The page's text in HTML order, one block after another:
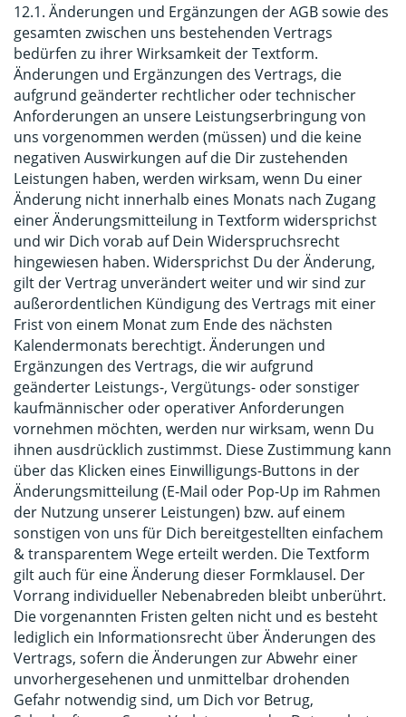
12.1. Änderungen und Ergänzungen der AGB sowie des
gesamten zwischen uns bestehenden Vertrags
bedürfen zu ihrer Wirksamkeit der Textform.
Änderungen und Ergänzungen des Vertrags, die
aufgrund geänderter rechtlicher oder technischer
Anforderungen an unsere Leistungserbringung von
uns vorgenommen werden (müssen) und die keine
negativen Auswirkungen auf die Dir zustehenden
Leistungen haben, werden wirksam, wenn Du einer
Änderung nicht innerhalb eines Monats nach Zugang
einer Änderungsmitteilung in Textform widersprichst
und wir Dich vorab auf Dein Widerspruchsrecht
hingewiesen haben. Widersprichst Du der Änderung,
gilt der Vertrag unverändert weiter und wir sind zur
außerordentlichen Kündigung des Vertrags mit einer
Frist von einem Monat zum Ende des nächsten
Kalendermonats berechtigt. Änderungen und
Ergänzungen des Vertrags, die wir aufgrund
geänderter Leistungs-, Vergütungs- oder sonstiger
kaufmännischer oder operativer Anforderungen
vornehmen möchten, werden nur wirksam, wenn Du
ihnen ausdrücklich zustimmst. Diese Zustimmung kann
über das Klicken eines Einwilligungs-Buttons in der
Änderungsmitteilung (E-Mail oder Pop-Up im Rahmen
der Nutzung unserer Leistungen) bzw. auf einem
sonstigen von uns für Dich bereitgestellten einfachem
& transparentem Wege erteilt werden. Die Textform
gilt auch für eine Änderung dieser Formklausel. Der
Vorrang individueller Nebenabreden bleibt unberührt.
Die vorgenannten Fristen gelten nicht und es besteht
lediglich ein Informationsrecht über Änderungen des
Vertrags, sofern die Änderungen zur Abwehr einer
unvorhergesehenen und unmittelbar drohenden
Gefahr notwendig sind, um Dich vor Betrug,